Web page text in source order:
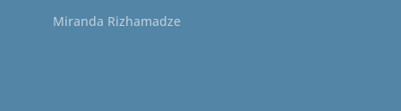
Miranda Rizhamadze